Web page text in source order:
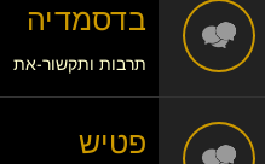
בדסמדיה
תרבות ותקשור-את
פטיש